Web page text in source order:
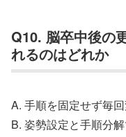
Q10. 脳卒中後の
れるのはどれか
A. 手順を固定せず毎
B. 姿勢設定と手順分